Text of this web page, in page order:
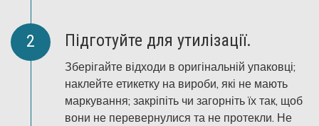
Підготуйте для утилізації.
Зберігайте відходи в оригінальній упаковці;
наклейте етикетку на вироби, які не мають
маркування; закріпіть чи загорніть їх так, щоб
вони не перевернулися та не протекли. Не